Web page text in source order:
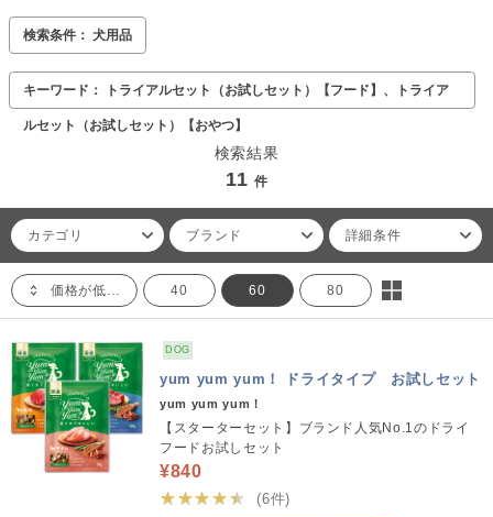
検索条件： 犬用品
キーワード： トライアルセット（お試しセット）【フード】、トライア
ルセット（お試しセット）【おやつ】
検索結果
11 件
カテゴリ ブランド 詳細条件
価格が低い順 40 60 80
DOG
yum yum yum！ ドライタイプ お試しセット
yum yum yum！
【スターターセット】ブランド人気No.1のドライ
フードお試しセット
¥840
★★★★★
(6件)